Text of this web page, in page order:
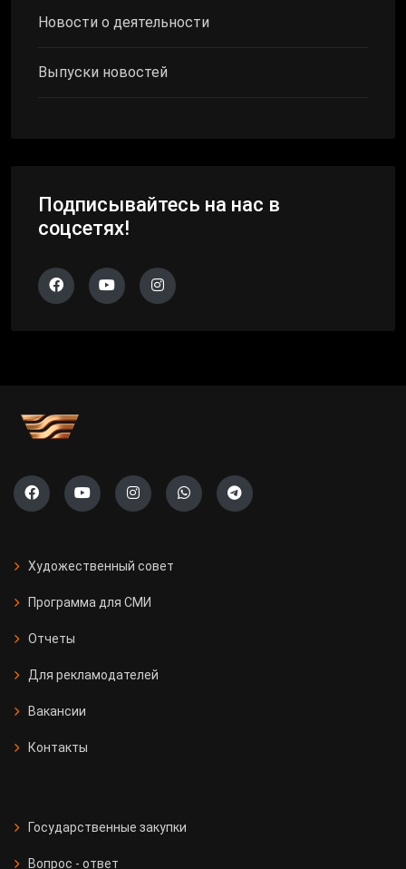
Новости о деятельности
Выпуски новостей
Подписывайтесь на нас в
соцсетях!
Художественный совет
Программа для СМИ
Отчеты
Для рекламодателей
Вакансии
Контакты
Государственные закупки
Вопрос - ответ